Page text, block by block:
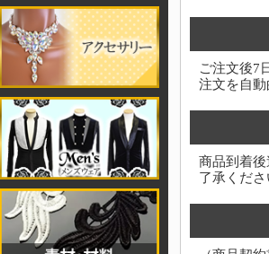
ご注文後7
注文を自
商品到着
了承くだ